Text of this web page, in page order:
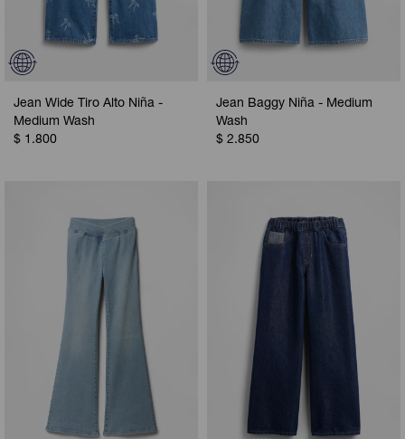
Jean Wide Tiro Alto Niña -
Medium Wash
$ 1.800
Jean Baggy Niña - Medium
Wash
$ 2.850